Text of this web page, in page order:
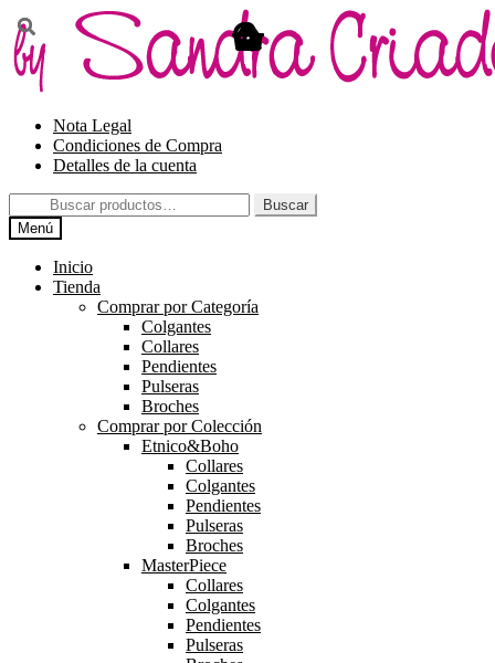
Ir
la
navegación
Ir
al
contenido
Nota Legal
Condiciones de Compra
Detalles de la cuenta
Buscar
por:
Buscar
Menú
Inicio
Tienda
Comprar por Categoría
Colgantes
Collares
Pendientes
Pulseras
Broches
Comprar por Colección
Etnico&Boho
Collares
Colgantes
Pendientes
Pulseras
Broches
MasterPiece
Collares
Colgantes
Pendientes
Pulseras